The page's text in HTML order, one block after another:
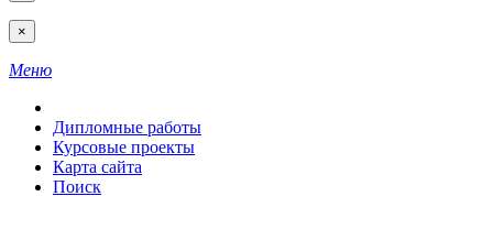
×
Меню
Дипломные работы
Курсовые проекты
Карта сайта
Поиск